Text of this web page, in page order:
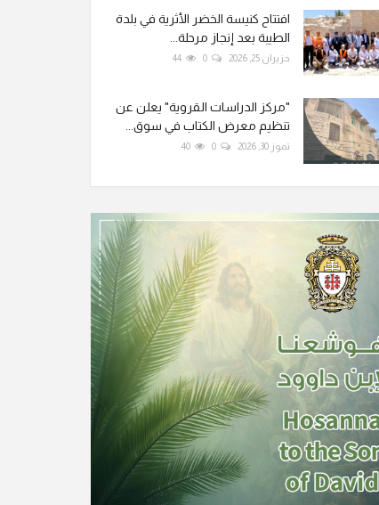
افتتاح كنيسة الخضر الأثرية في بلدة
الطيبة بعد إنجاز مرحلة...
حزيران 25, 2026 0
44
"مركز الدراسات القروية" يعلن عن
تنظيم معرض الكتاب في سوق...
تموز 30, 2026 0
40